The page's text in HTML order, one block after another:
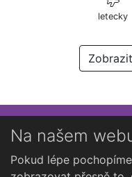
letecky
Přihlaste se k
Chcete dostávat
Na našem
Pokud lépe